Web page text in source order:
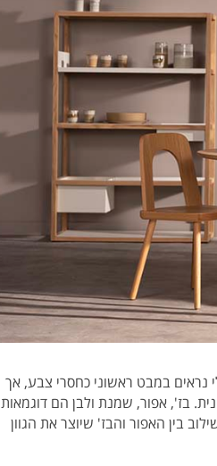
נראים במבט ראשוני כחסרי צבע, אך
בז', אפור, שמנת ולבן הם דוגמאות
בין האפור והבז' שיוצר את הגוון